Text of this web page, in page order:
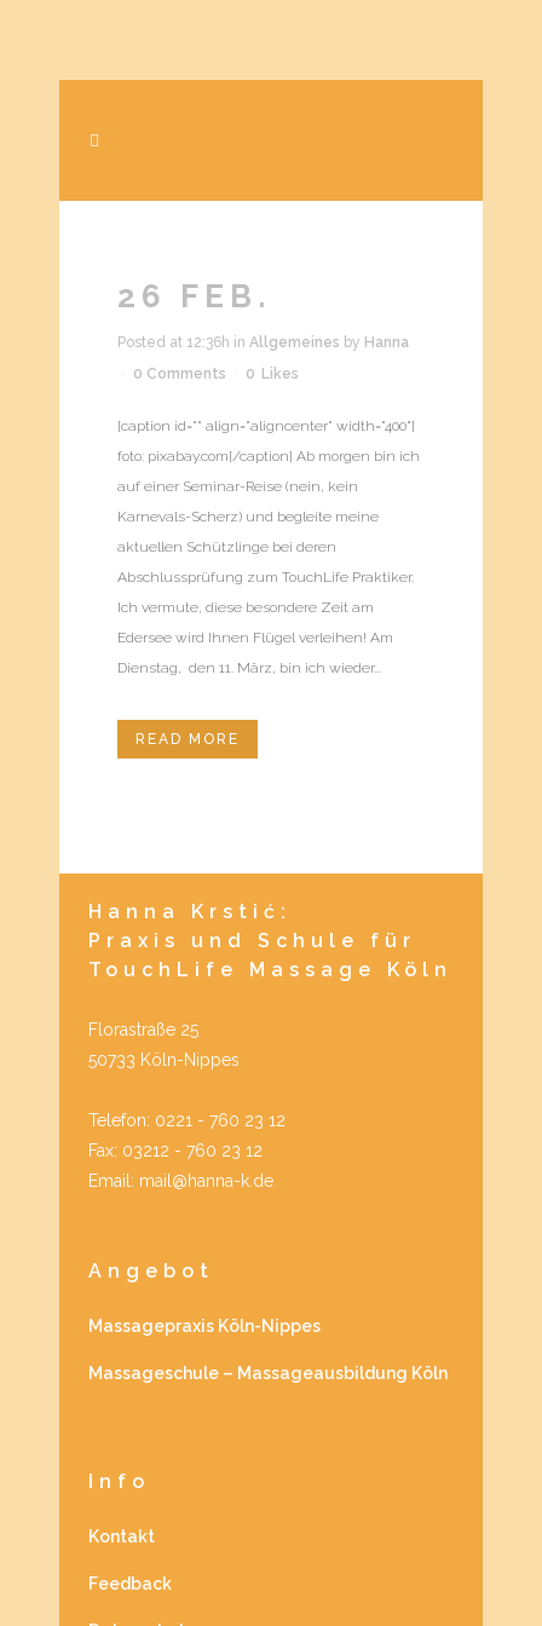
26 FEB.
Posted at 12:36h in Allgemeines by Hanna
0 Comments
0 Likes
[caption id="" align="aligncenter" width="400"]
foto: pixabay.com[/caption] Ab morgen bin ich
auf einer Seminar-Reise (nein, kein
Karnevals-Scherz) und begleite meine
aktuellen Schützlinge bei deren
Abschlussprüfung zum TouchLife Praktiker.
Ich vermute, diese besondere Zeit am
Edersee wird Ihnen Flügel verleihen! Am
Dienstag, den 11. März, bin ich wieder...
READ MORE
Hanna Krstić:
Praxis und Schule für
TouchLife Massage Köln
Florastraße 25
50733 Köln-Nippes
Telefon: 0221 - 760 23 12
Fax: 03212 - 760 23 12
Email: mail@hanna-k.de
Angebot
Massagepraxis Köln-Nippes
Massageschule – Massageausbildung Köln
Info
Kontakt
Feedback